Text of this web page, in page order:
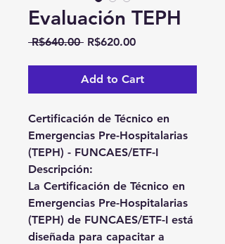
Evaluación TEPH
R$640.00 Regular Price
R$620.00Sale Price
Add to Cart
Certificación de Técnico en
Emergencias Pre-Hospitalarias
(TEPH) - FUNCAES/ETF-I
Descripción:
La Certificación de Técnico en
Emergencias Pre-Hospitalarias
(TEPH) de FUNCAES/ETF-I está
diseñada para capacitar a